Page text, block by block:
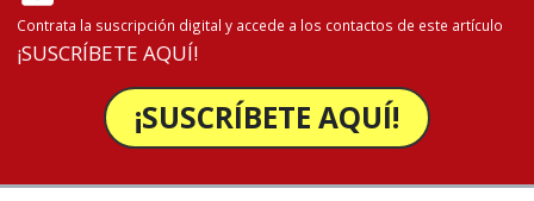
Contrata la suscripción digital y accede a los contactos de este artículo
¡SUSCRÍBETE AQUÍ!
¡SUSCRÍBETE AQUÍ!